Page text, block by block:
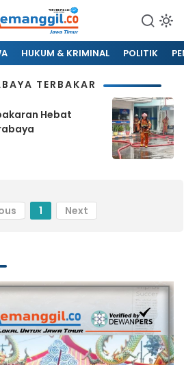
HUKUM & KRIMINAL POLITIK
TERBAKAR
Hebat
1 Next